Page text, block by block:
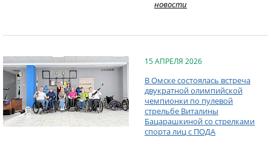
новости
15 АПРЕЛЯ 2026
В Омске состоялась встреча
двукратной олимпийской
чемпионки по пулевой
стрельбе Виталины
Бацарашкиной со стрелками
спорта лиц с ПОДА